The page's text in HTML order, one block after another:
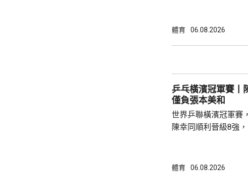
歉；國際足協會後發
恩芬天奴作出道歉，
等國際足協相關賽事
體育 06.08.2026
乒乓橫濱冠軍賽丨陳
僅負張本美和
世界乒聯橫濱冠軍賽
陳幸同順利晉級8強
全場控制大局下，以
體育 06.08.2026